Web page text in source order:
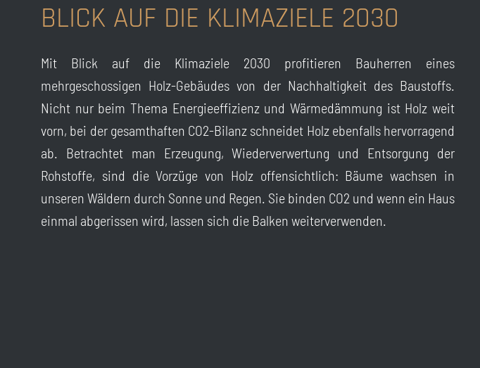
BLICK AUF DIE KLIMAZIELE 2030
Mit Blick auf die Klimaziele 2030 profitieren Bauherren eines
mehrgeschossigen Holz-Gebäudes von der Nachhaltigkeit des Baustoffs.
Nicht nur beim Thema Energieeffizienz und Wärmedämmung ist Holz weit
vorn, bei der gesamthaften CO2-Bilanz schneidet Holz ebenfalls hervorragend
ab. Betrachtet man Erzeugung, Wiederverwertung und Entsorgung der
Rohstoffe, sind die Vorzüge von Holz offensichtlich: Bäume wachsen in
unseren Wäldern durch Sonne und Regen. Sie binden CO2 und wenn ein Haus
einmal abgerissen wird, lassen sich die Balken weiterverwenden.